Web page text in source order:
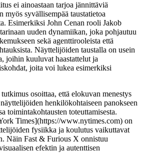
ei ainoastaan tarjoa jännittäviä
myös syvällisempää taustatietoa
Esimerkiksi John Cenan rooli Jakob
uuden dynamiikan, joka pohjautuu
sekä agenttirooleista että
Näyttelijöiden taustalla on usein
joihin kuuluvat haastattelut ja
joita voi lukea esimerkiksi
osoittaa, että elokuvan menestys
henkilökohtaiseen panokseen
toimintakohtausten toteuttamisesta.
Times](https://www.nytimes.com) on
fysiikka ja koulutus vaikuttavat
Näin Fast & Furious X onnistuu
efektin ja autenttisen